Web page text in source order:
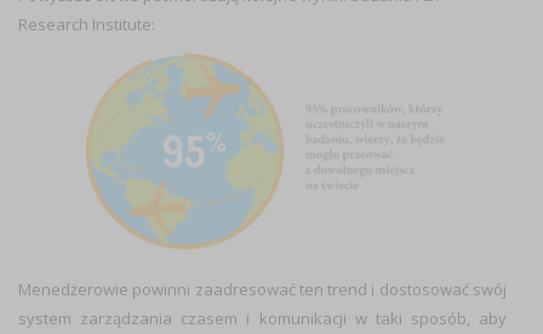
Research Institute:
Menedżerowie powinni zaadresować ten trend i dostosować swój
system zarządzania czasem i komunikacji w taki sposób, aby